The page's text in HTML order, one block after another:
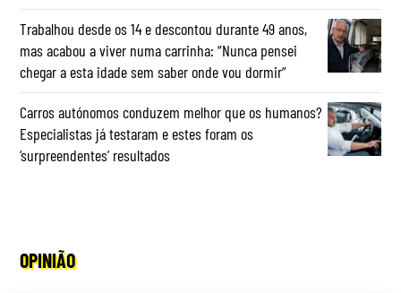
Trabalhou desde os 14 e descontou durante 49 anos,
mas acabou a viver numa carrinha: “Nunca pensei
chegar a esta idade sem saber onde vou dormir”
Carros autónomos conduzem melhor que os humanos?
Especialistas já testaram e estes foram os
‘surpreendentes’ resultados
OPINIÃO